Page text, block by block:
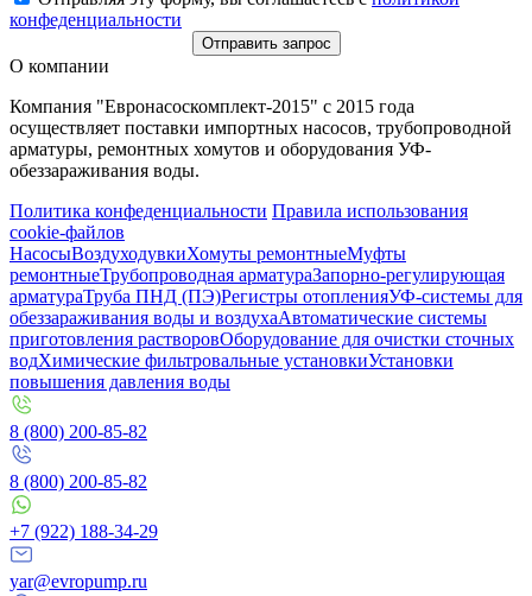
конфеденциальности
Отправить запрос
О компании
Компания "Евронасоскомплект-2015" с 2015 года
осуществляет поставки импортных насосов, трубопроводной
арматуры, ремонтных хомутов и оборудования УФ-
обеззараживания воды.
Политика конфеденциальности Правила использования
cookie-файлов
НасосыВоздуходувкиХомуты ремонтныеМуфты
ремонтныеТрубопроводная арматураЗапорно-регулирующая
арматураТруба ПНД (ПЭ)Регистры отопленияУФ-системы для
обеззараживания воды и воздухаАвтоматические системы
приготовления растворовОборудование для очистки сточных
водХимические фильтровальные установкиУстановки
повышения давления воды
8 (800) 200-85-82
8 (800) 200-85-82
+7 (922) 188-34-29
yar@evropump.ru